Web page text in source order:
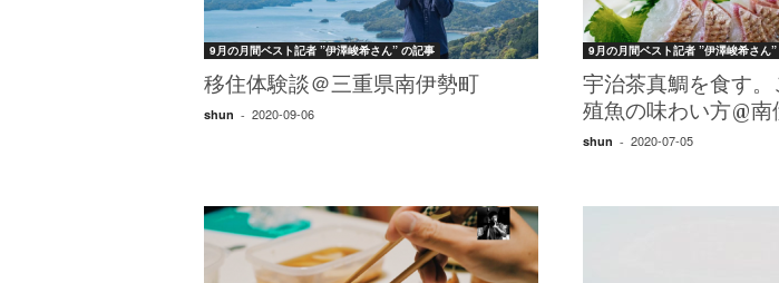
9月の月間ベスト記者 ”伊澤峻希さん” の記事
移住体験談＠三重県南伊勢町
shun - 2020-09-06
9月の月間ベスト記者 ”伊澤峻希さん
宇治茶真鯛を食す
殖魚の味わい方@南
shun - 2020-07-05